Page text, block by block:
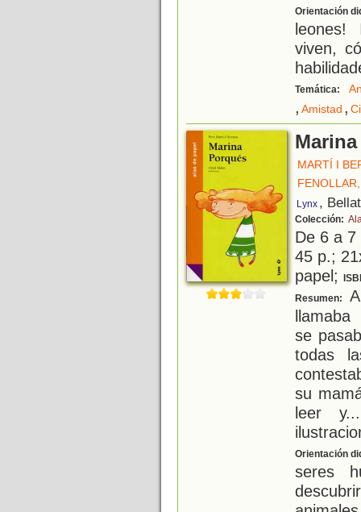
Orientación
leones!
viven,
Temática:
, Amistad ,
MARTÍ I
Lynx ,
Colección:
De 6 a
45 p.;
papel;
Resumen:
llamaba
se
todas
su
leer
Orientación
seres